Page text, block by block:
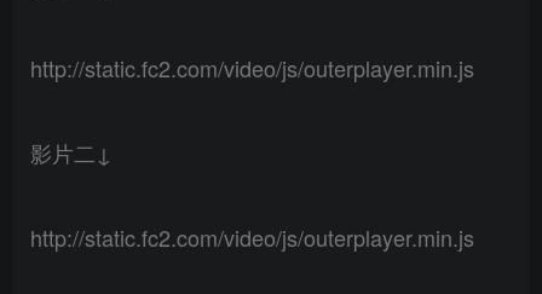
http://static.fc2.com/video/js/outerplayer.min.js
影片二↓
http://static.fc2.com/video/js/outerplayer.min.js